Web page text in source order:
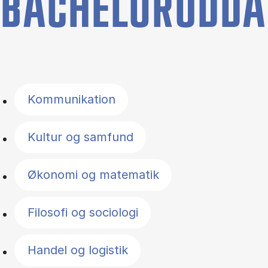
Kommunikation
Kultur og samfund
Økonomi og matematik
Filosofi og sociologi
Handel og logistik